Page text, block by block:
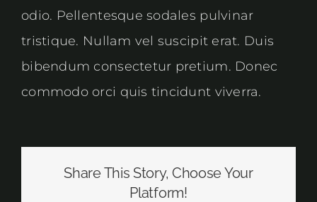
odio. Pellentesque sodales pulvinar
tristique. Nullam vel suscipit erat. Duis
bibendum consectetur pretium. Donec
commodo orci quis tincidunt viverra.
Share This Story, Choose Your
Platform!